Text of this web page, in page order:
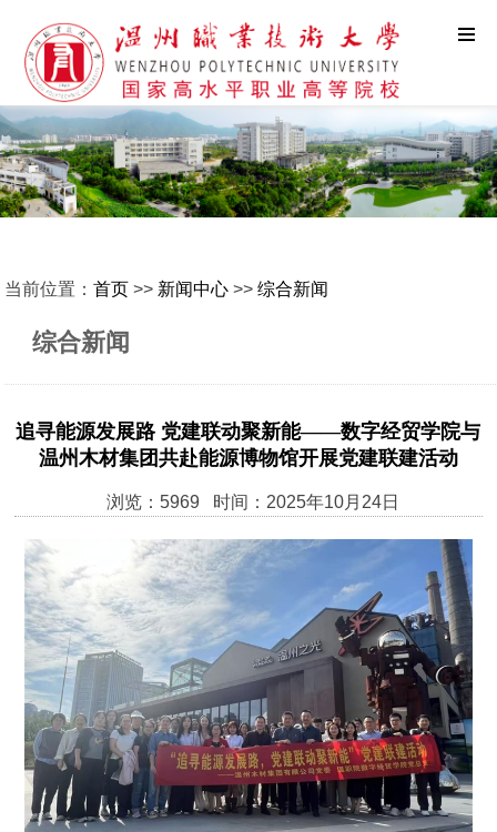
当前位置：首页 >> 新闻中心 >>综合新闻
综合新闻
追寻能源发展路 党建联动聚新能——数字经贸学院与
温州木材集团共赴能源博物馆开展党建联建活动
浏览：5969 时间：2025年10月24日